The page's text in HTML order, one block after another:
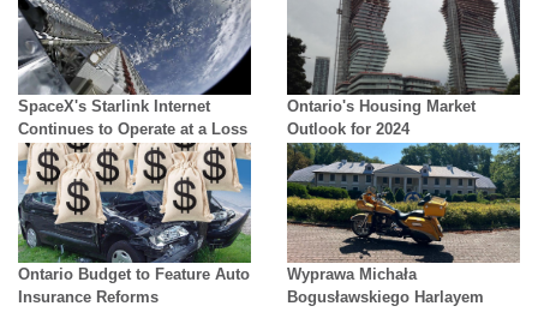
growing difficulty in distinguishing
reality from AI
SpaceX's Starlink Internet
Continues to Operate at a Loss
Ontario's Housing Market
Outlook for 2024
Ontario Budget to Feature Auto
Insurance Reforms
Wyprawa Michała
Bogusławskiego Harlayem